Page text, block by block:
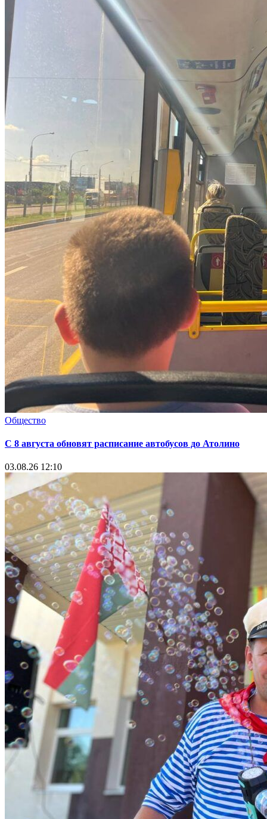
Общество
С 8 августа обновят расписание автобусов до Атолино
03.08.26 12:10